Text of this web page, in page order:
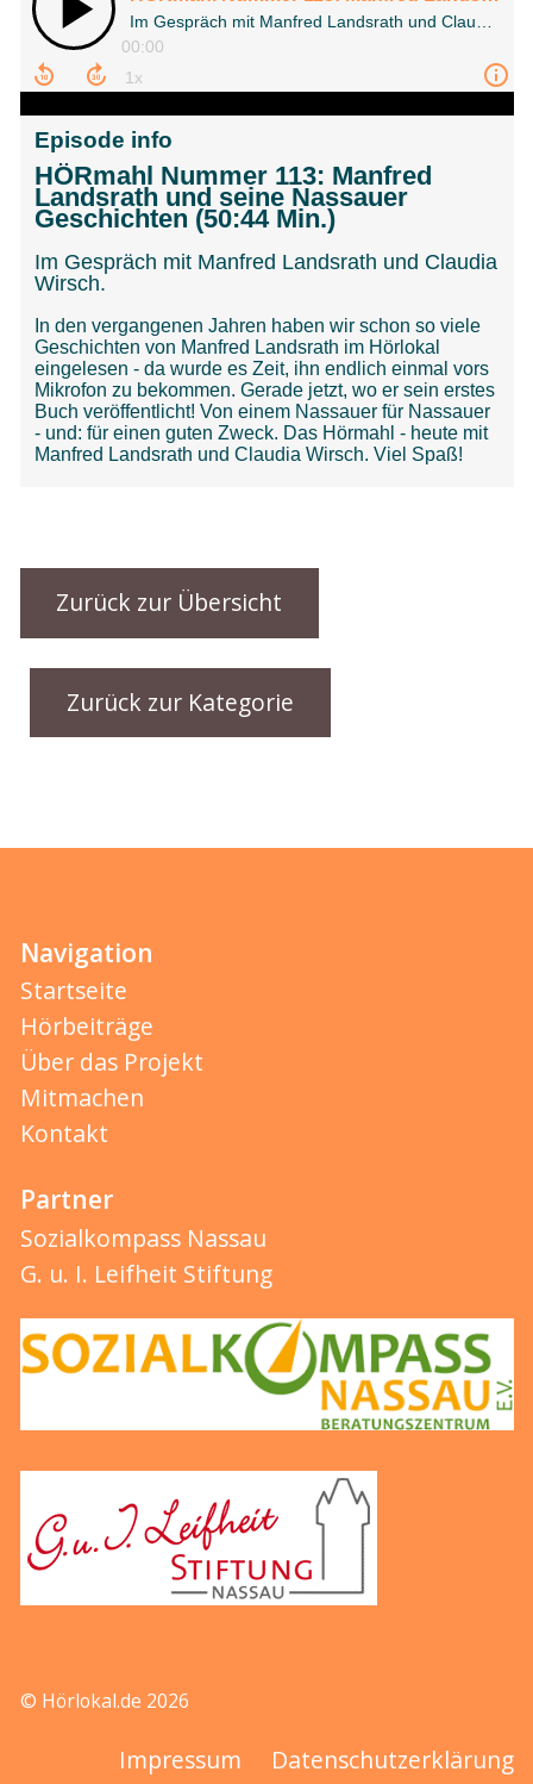
Zurück zur Übersicht
Zurück zur Kategorie
Navigation
Startseite
Hörbeiträge
Über das Projekt
Mitmachen
Kontakt
Partner
Sozialkompass Nassau
G. u. I. Leifheit Stiftung
© Hörlokal.de 2026
Impressum Datenschutzerklärung